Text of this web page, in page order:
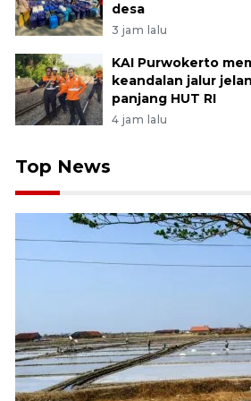
desa
3 jam lalu
KAI Purwokerto
keandalan jalur
panjang HUT RI
4 jam lalu
Top News